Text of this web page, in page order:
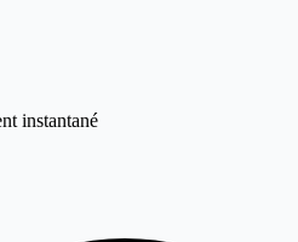
instantané